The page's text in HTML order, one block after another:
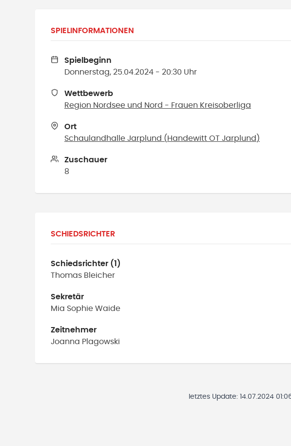
SPIELINFORMATIONEN
Spielbeginn
Donnerstag, 25.04.2024 - 20:30 Uhr
Wettbewerb
Region Nordsee und Nord - Frauen Kreisoberliga
Ort
Schaulandhalle Jarplund ( Handewitt OT Jarplund )
Zuschauer
8
SCHIEDSRICHTER
Schiedsrichter (1)
Thomas Bleicher
Sekretär
Mia Sophie Waide
Zeitnehmer
Joanna Plagowski
letztes Update: 14.07.2024